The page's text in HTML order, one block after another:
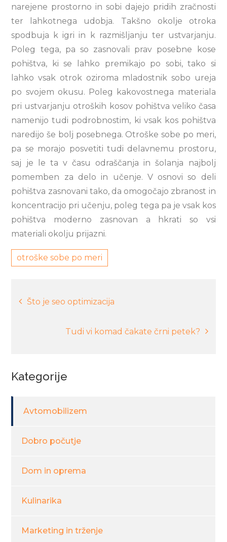
narejene prostorno in sobi dajejo pridih zračnosti
ter lahkotnega udobja. Takšno okolje otroka
spodbuja k igri in k razmišljanju ter ustvarjanju.
Poleg tega, pa so zasnovali prav posebne kose
pohištva, ki se lahko premikajo po sobi, tako si
lahko vsak otrok oziroma mladostnik sobo ureja
po svojem okusu. Poleg kakovostnega materiala
pri ustvarjanju otroških kosov pohištva veliko časa
namenijo tudi podrobnostim, ki vsak kos pohištva
naredijo še bolj posebnega. Otroške sobe po meri,
pa se morajo posvetiti tudi delavnemu prostoru,
saj je le ta v času odraščanja in šolanja najbolj
pomemben za delo in učenje. V osnovi so deli
pohištva zasnovani tako, da omogočajo zbranost in
koncentracijo pri učenju, poleg tega pa je vsak kos
pohištva moderno zasnovan a hkrati so vsi
materiali okolju prijazni.
otroške sobe po meri
Navigacija
prispevka
Što je seo optimizacija
Tudi vi komad čakate črni petek?
Kategorije
Avtomobilizem
Dobro počutje
Dom in oprema
Kulinarika
Marketing in trženje